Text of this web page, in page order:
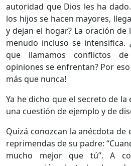
autoridad que Dios les ha
los hijos se hacen mayores,
y dejan el hogar? La oración
menudo incluso se intensifica.
que llamamos conflictos
opiniones se enfrentan? Por
más que nunca!
Ya he dicho que el secreto de
una cuestión de ejemplo y de
Quizá conozcan la anécdota de
reprimendas de su padre:
mucho mejor que tú”. A